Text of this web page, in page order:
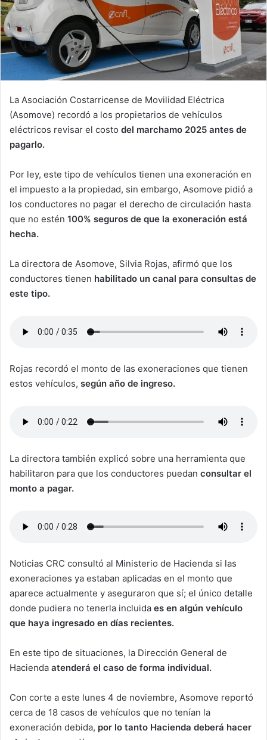
La Asociación Costarricense de Movilidad Eléctrica
(Asomove) recordó a los propietarios de vehículos
eléctricos revisar el costo del marchamo 2025 antes de
pagarlo.
Por ley, este tipo de vehículos tienen una exoneración en
el impuesto a la propiedad, sin embargo, Asomove pidió a
los conductores no pagar el derecho de circulación hasta
que no estén 100% seguros de que la exoneración está
hecha.
La directora de Asomove, Silvia Rojas, afirmó que los
conductores tienen habilitado un canal para consultas de
este tipo.
Rojas recordó el monto de las exoneraciones que tienen
estos vehículos, según año de ingreso.
La directora también explicó sobre una herramienta que
habilitaron para que los conductores puedan consultar el
monto a pagar.
Noticias CRC consultó al Ministerio de Hacienda si las
exoneraciones ya estaban aplicadas en el monto que
aparece actualmente y aseguraron que sí; el único detalle
donde pudiera no tenerla incluida es en algún vehículo
que haya ingresado en días recientes.
En este tipo de situaciones, la Dirección General de
Hacienda atenderá el caso de forma individual.
Con corte a este lunes 4 de noviembre, Asomove reportó
cerca de 18 casos de vehículos que no tenían la
exoneración debida, por lo tanto Hacienda deberá hacer